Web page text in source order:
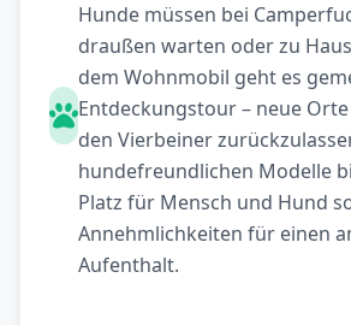
Hunde müssen bei
draußen warten oder zu
dem Wohnmobil geht es
Entdeckungstour – neue
den Vierbeiner
hundefreundlichen Modelle
Platz für Mensch und Hund
Annehmlichkeiten für einen
Aufenthalt.